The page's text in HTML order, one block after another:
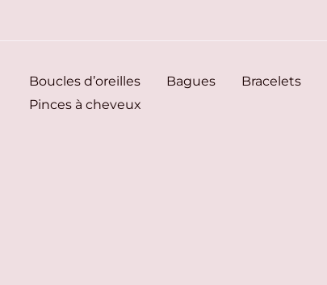
Boucles d’oreilles Bagues Bracelets
Pinces à cheveux